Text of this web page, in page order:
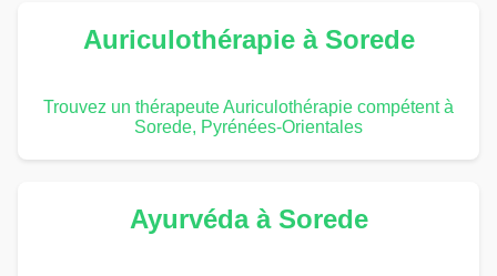
Auriculothérapie à Sorede
Trouvez un thérapeute Auriculothérapie compétent à
Sorede, Pyrénées-Orientales
Ayurvéda à Sorede